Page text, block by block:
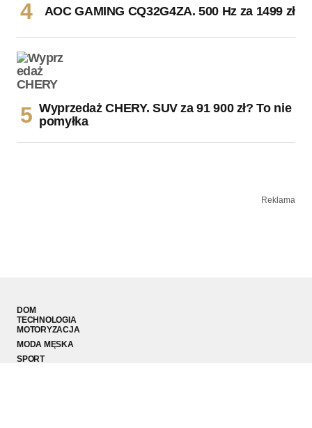
AOC GAMING CQ32G4ZA. 500 Hz za 1499 zł
Wyprzedaż CHERY. SUV za 91 900 zł? To nie
pomyłka
Reklama
DOM
TECHNOLOGIA
MOTORYZACJA
MODA MĘSKA
SPORT